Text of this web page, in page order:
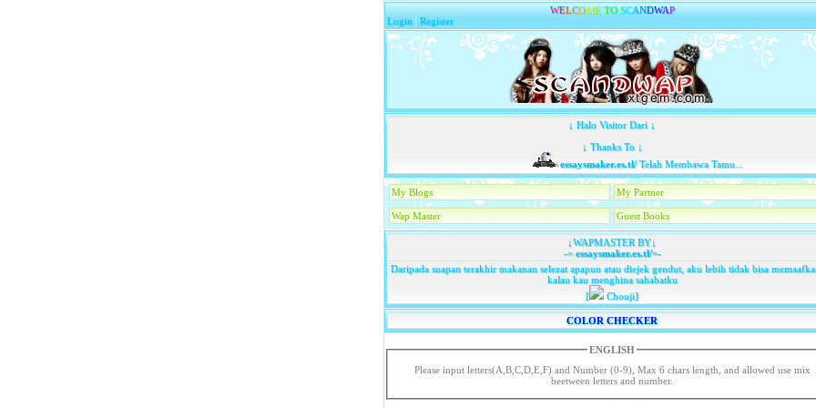
WELCOME TO SCANDWAP
Login |Register
↓ Halo Visitor Dari ↓
↓ Thanks To ↓
essaysmaker.es.tl/Telah Membawa Tamu...
My Blogs My Partner
Wap Master Guest Books
↓WAPMASTER BY↓
-=essaysmaker.es.tl/=-
Daripada suapan terakhir makanan selezat apapun atau diejek gendut, aku lebih tidak bisa
kalau kau menghina sahabatku
[
Chouji]
COLOR CHECKER
ENGLISH
Please input letters(A,B,C,D,E,F) and Number (0-9), Max 6 chars length, and allowed use mix
beetween letters and number.